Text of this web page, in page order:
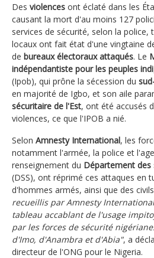
Des violences ont éclaté dans les
causant la mort d'au moins 127
services de sécurité, selon la police,
locaux ont fait état d'une vingtaine
de bureaux électoraux attaqués. Le
indépendantiste pour les peuples
(Ipob), qui prône la sécession du
en majorité de Igbo, et son aile
sécuritaire de l'Est, ont été accusés
violences, ce que l'IPOB a nié.
Selon Amnesty International, les
notamment l'armée, la police et
renseignement du Département des
(DSS), ont réprimé ces attaques en
d'hommes armés, ainsi que des
recueillis par Amnesty
tableau accablant de l'usage
par les forces de sécurité
d'Imo, d'Anambra et d'Abia", a
directeur de l'ONG pour le Nigeria.